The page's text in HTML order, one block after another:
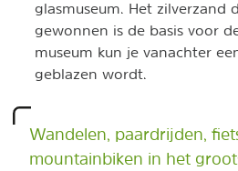
glasmuseum. Het zilverzand
gewonnen is de basis voor
museum kun je vanachter
geblazen wordt.
Wandelen, paardrijden,
mountainbiken in het